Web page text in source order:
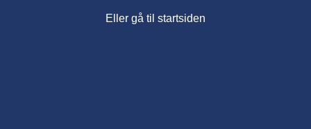
Eller gå til startsiden